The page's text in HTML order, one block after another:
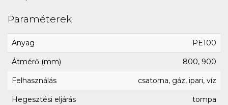
Paraméterek
Anyag PE100
Átmérő (mm) 800, 900
Felhasználás csatorna, gáz, ipari, víz
Hegesztési eljárás tompa